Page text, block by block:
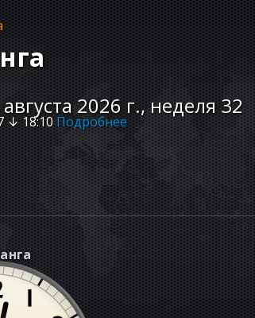
2026 г., неделя 32
↓18:10Подробнее